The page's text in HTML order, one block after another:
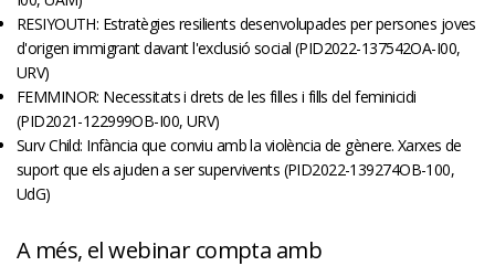
RESIYOUTH: Estratègies resilients desenvolupades per persones joves
d'origen immigrant davant l'exclusió social (PID2022-137542OA-I00,
URV)
FEMMINOR: Necessitats i drets de les filles i fills del feminicidi
(PID2021-122999OB-I00, URV)
Surv Child: Infància que conviu amb la violència de gènere. Xarxes de
suport que els ajuden a ser supervivents (PID2022-139274OB-100,
UdG)
A més, el webinar compta amb